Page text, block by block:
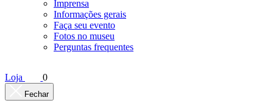
Imprensa
Informações gerais
Faça seu evento
Fotos no museu
Perguntas frequentes
Loja 0
Fechar